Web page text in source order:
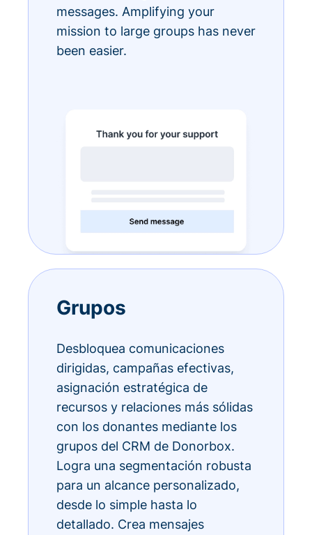
messages. Amplifying your
mission to large groups has never
been easier.
Grupos
Desbloquea comunicaciones
dirigidas, campañas efectivas,
asignación estratégica de
recursos y relaciones más sólidas
con los donantes mediante los
grupos del CRM de Donorbox.
Logra una segmentación robusta
para un alcance personalizado,
desde lo simple hasta lo
detallado. Crea mensajes